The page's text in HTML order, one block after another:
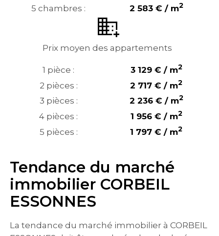
5 chambres : 2 583 € / m2
Prix moyen des appartements
1 pièce : 3 129 € / m2
2 pièces : 2 717 € / m2
3 pièces : 2 236 € / m2
4 pièces : 1 956 € / m2
5 pièces : 1 797 € / m2
Tendance du marché
immobilier CORBEIL
ESSONNES
La tendance du marché immobilier à CORBEIL